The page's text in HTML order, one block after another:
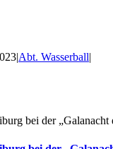
|Abt. Wasserball|